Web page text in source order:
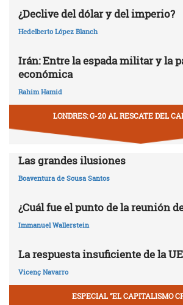
¿Declive del dólar y del imperio?
Hedelberto López Blanch
Irán: Entre la espada militar y la
económica
Rahim Hamid
LONDRES: G-20 AL RESCATE DEL
Las grandes ilusiones
Boaventura de Sousa Santos
¿Cuál fue el punto de la reunión
Immanuel Wallerstein
La respuesta insuficiente de la UE
Vicenç Navarro
ESPECIAL “EL CAPITALISMO